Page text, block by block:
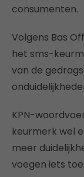
consumenten.
Volgens Bas
het sms-
van de
KPN-
keurmerk wel
meer
voegen iets